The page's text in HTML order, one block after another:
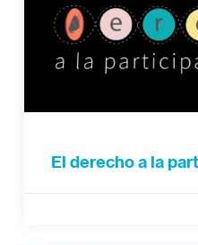
El derecho a la